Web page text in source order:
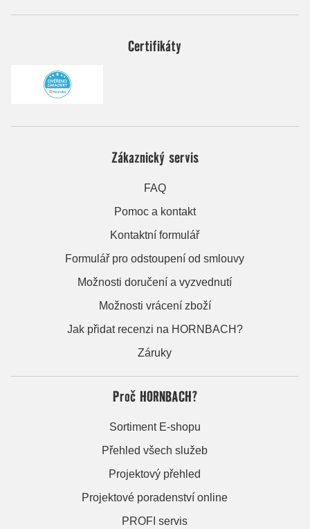
Certifikáty
Zákaznický servis
FAQ
Pomoc a kontakt
Kontaktní formulář
Formulář pro odstoupení od smlouvy
Možnosti doručení a vyzvednutí
Možnosti vrácení zboží
Jak přidat recenzi na HORNBACH?
Záruky
Proč HORNBACH?
Sortiment E-shopu
Přehled všech služeb
Projektový přehled
Projektové poradenství online
PROFI servis